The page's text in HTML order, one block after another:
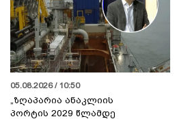
05.08.2026 / 10:50
„ზღაპარია ანაკლიის
პორტის 2029 წლამდე